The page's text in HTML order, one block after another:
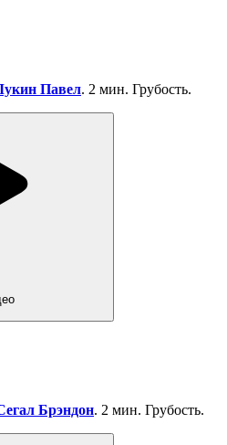
Павел. 2 мин. Грубость.
Брэндон. 2 мин. Грубость.